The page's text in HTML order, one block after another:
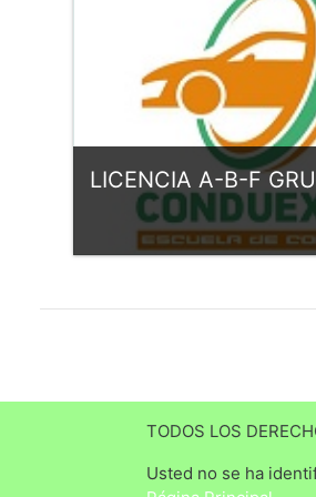
LICENCIA A-B-F
Entrar
TODOS LOS
Usted no se ha